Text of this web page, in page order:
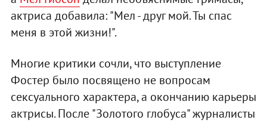
актриса добавила: "Мел - друг мой. Ты спас
меня в этой жизни!".
Многие критики сочли, что выступление
Фостер было посвящено не вопросам
сексуального характера, а окончанию карьеры
актрисы. После "Золотого глобуса" журналисты